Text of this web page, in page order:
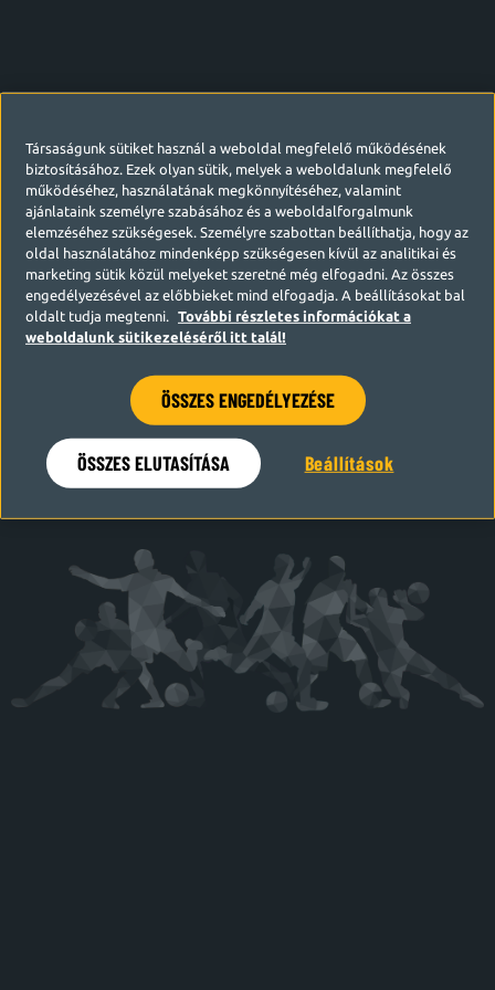
Hamarosan visszatérünk
Társaságunk sütiket használ a weboldal megfelelő működésének
biztosításához. Ezek olyan sütik, melyek a weboldalunk megfelelő
működéséhez, használatának megkönnyítéséhez, valamint
ajánlataink személyre szabásához és a weboldalforgalmunk
elemzéséhez szükségesek. Személyre szabottan beállíthatja, hogy az
oldal használatához mindenképp szükségesen kívül az analitikai és
marketing sütik közül melyeket szeretné még elfogadni. Az összes
engedélyezésével az előbbieket mind elfogadja. A beállításokat bal
oldalt tudja megtenni.
További részletes információkat a
weboldalunk sütikezeléséről itt talál!
ÖSSZES ENGEDÉLYEZÉSE
ÖSSZES ELUTASÍTÁSA Beállítások